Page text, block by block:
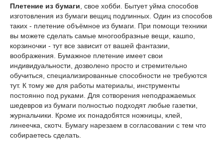
Плетение из бумаги , свое хобби. Бытует уйма способов
изготовления из бумаги вещиц подлинных. Один из способов
таких - плетение объёмное из бумаги. При помощи техники
вы можете сделать самые многообразные вещи, кашпо,
корзиночки - тут все зависит от вашей фантазии,
воображения. Бумажное плетение имеет свои
индивидуальности, дозволено просто и стремительно
обучиться, специализированные способности не требуются
тут. К тому же для работы материалы, инструменты
постоянно под руками. Для сотворения неподражаемых
шедевров из бумаги полностью подходят любые газетки,
журнальчики. Кроме их понадобятся ножницы, клей,
линеечка, скотч. Бумагу нарезаем в согласовании с тем что
собираетесь сделать.